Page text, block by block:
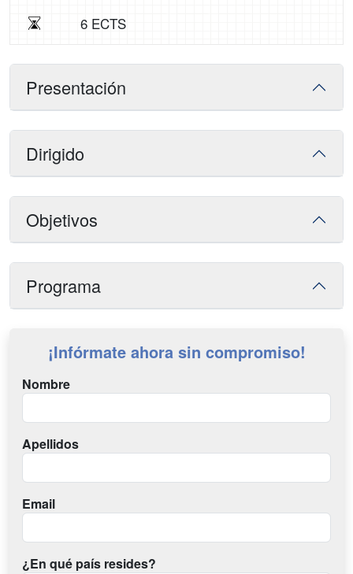
6 ECTS
Presentación
Dirigido
Objetivos
Programa
¡Infórmate ahora sin compromiso!
Nombre
Apellidos
Email
¿En qué país resides?